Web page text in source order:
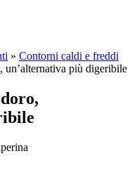
» Contorni caldi e freddi
un’alternativa più digeribile